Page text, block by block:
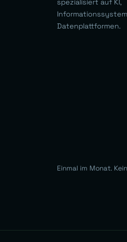
spezialisiert auf KI,
Datenplattformen.
Einmal im Monat.